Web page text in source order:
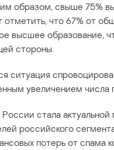
образом, свыше 75%
что 67% от
высшее образование,
стороны.
увеличением числа
стала
российского
потерь от спама